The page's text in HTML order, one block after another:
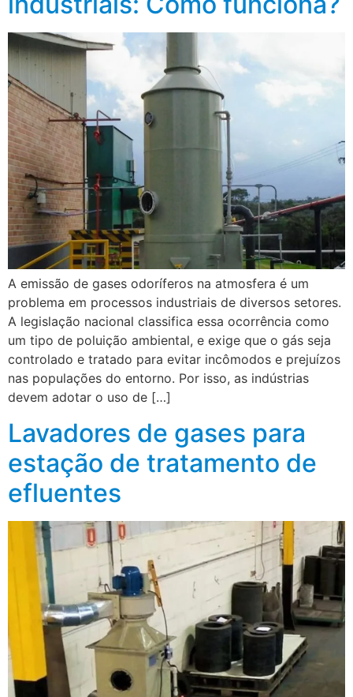
A emissão de gases odoríferos na atmosfera é um
problema em processos industriais de diversos setores.
A legislação nacional classifica essa ocorrência como
um tipo de poluição ambiental, e exige que o gás seja
controlado e tratado para evitar incômodos e prejuízos
nas populações do entorno. Por isso, as indústrias
devem adotar o uso de […]
Lavadores de gases para
estação de tratamento de
efluentes